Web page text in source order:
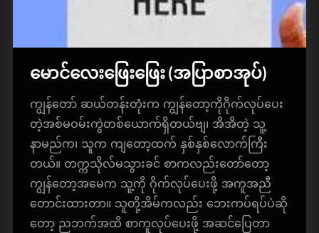
မောင်လေးဖြေးဖြေး (အပြာစာအုပ်)​
ကျွန်တော် ဆယ်တန်းတုံးက ကျွန်တော့ကိုဂိုက်လုပ်ပေး
တဲ့အစ်မဝမ်းကွဲတစ်ယောက်ရှိတယ်ဗျ၊ အိအိတဲ့ သူ့
နာမည်က၊ သူက ကျတော့ထက် နှစ်နှစ်လောက်ကြီး
တယ်။ တက္ကသိုလ်မသွားခင် စာကလည်းတော်တော့
ကျွန်တော့အမေက သူ့ကို ဂိုက်လုပ်ပေးဖို့ အကူအညီ
တောင်းထားတာ။ သူတို့အိမ်ကလည်း ဘေးကပ်ရပ်ပဲဆို
တော့ ညဘက်အထိ စာကူလုပ်ပေးဖို့ အဆင်ပြေတာ